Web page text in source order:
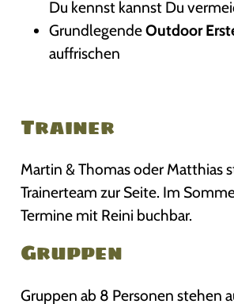
Du kennst kannst Du
GrundlegendeOutdoor
auffrischen
Trainer
Martin & Thomas oder Matthias
Trainerteam zur Seite. Im
Termine mit Reini buchbar.
Gruppen
Gruppen ab 8 Personen stehen